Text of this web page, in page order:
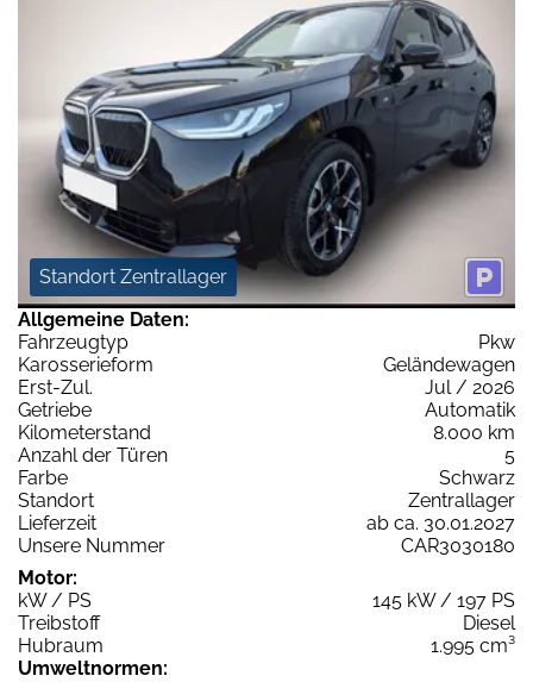
Standort Zentrallager
Allgemeine Daten:
Fahrzeugtyp
Pkw
Karosserieform
Geländewagen
Erst-Zul.
Jul / 2026
Getriebe
Automatik
Kilometerstand
8.000 km
Anzahl der Türen
5
Farbe
Schwarz
Standort
Zentrallager
Lieferzeit
ab ca. 30.01.2027
Unsere Nummer
CAR3030180
Motor:
kW / PS
145 kW / 197 PS
Treibstoff
Diesel
Hubraum
1.995 cm³
Umweltnormen: